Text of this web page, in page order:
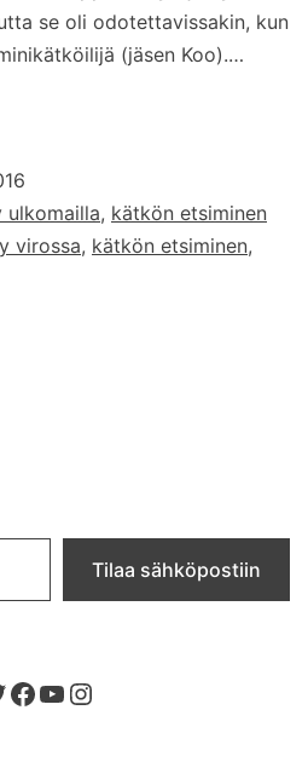
se oli odotettavissakin, kun
(jäsen Koo).…
ulkomailla, kätkön etsiminen
virossa, kätkön etsiminen,
Tilaa sähköpostiin
Facebook
YouTube
Instagram